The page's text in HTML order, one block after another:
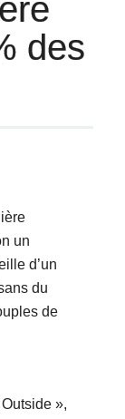
des
un
d’un
du
de
»,